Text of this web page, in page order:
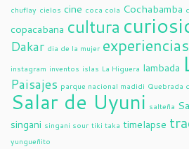
chuflay cielos cine coca cola Cochabamba
copacabana cultura
Dakar dia de la mujer experiencias
instagram inventos islas La Higuera lambada
Paisajes parque nacional madidi Quebrada
Salar de Uyuni salteña
singani singani sour tiki taka timelapse
yungueñito